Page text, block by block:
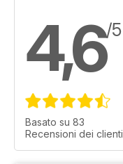
4,6/5
Basato su 83
Recensioni dei clienti